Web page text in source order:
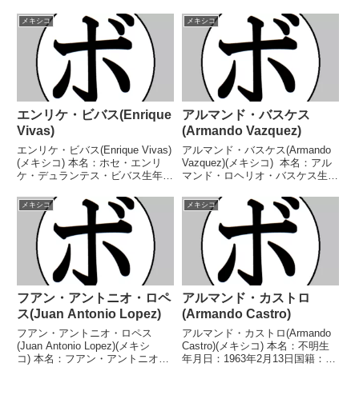
戦績：89戦80勝(66KO)8敗1分
【獲得タイトル】第11代WBC世
界ライト級王座【戦歴】19...
勝(23KO)10敗1分1無効試合 【獲
得タイトル】USBA全米ライト級
王座WBC中央アメリカフェ...
メキシコ
エンリケ・ビバス(Enrique
Vivas)
エンリケ・ビバス(Enrique Vivas)
(メキシコ) 本名：ホセ・エンリ
ケ・デュランテス・ビバス生年月
コ戦績：27戦23勝(12KO)4
敗 【獲得タイトル】なし 【戦
歴】2014/11/14 ○4R...
メキシコ
アルマンド・バスケス
(Armando Vazquez)
アルマンド・バスケス(Armando
Vazquez)(メキシコ) 本名：アル
マンド・ロヘリオ・バスケス生年
シコ戦績：53戦26勝(7KO)24敗1
分2無効試合 【獲得タイトル】
なし 【戦歴】200...
メキシコ
フアン・アントニオ・ロペ
ス(Juan Antonio Lopez)
フアン・アントニオ・ロペス
(Juan Antonio Lopez)(メキシ
コ) 本名：フアン・アントニオ・
メキシコ
アルマンド・カストロ
(Armando Castro)
アルマンド・カストロ(Armando
Castro)(メキシコ) 本名：不明生
年月日：1963年2月13日国籍：メ